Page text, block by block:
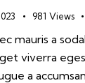
981 Views
mauris a
viverra
a